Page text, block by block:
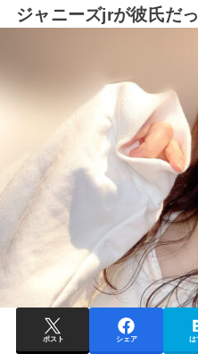
ジャニーズjrが彼氏だ
ポスト シェア は